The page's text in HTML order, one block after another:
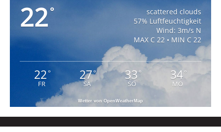
22°
scattered clouds
57% Luftfeuchtigkeit
Wind: 3m/s N
MAX C 22 • MIN C 22
22°
FR
27°
SA
33°
SO
34°
MO
Wetter von OpenWeatherMap